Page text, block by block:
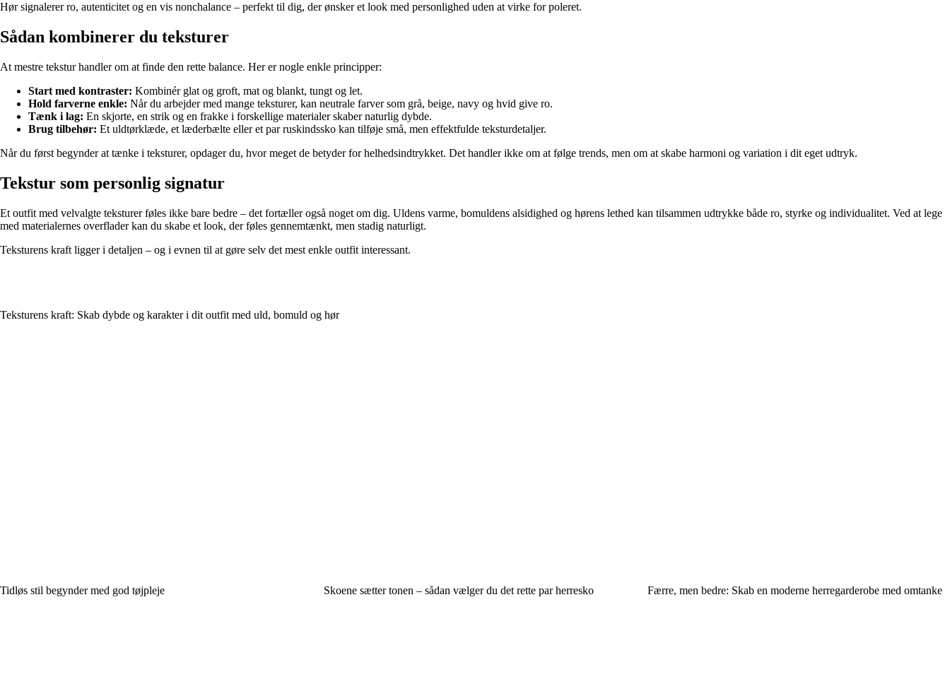
Hør signalerer ro, autenticitet og en vis nonchalance – perfekt til dig, der ønsker et look med personlighed uden at virke for poleret.
Sådan kombinerer du teksturer
At mestre tekstur handler om at finde den rette balance. Her er nogle enkle principper:
Start med kontraster: Kombinér glat og groft, mat og blankt, tungt og let.
Hold farverne enkle: Når du arbejder med mange teksturer, kan neutrale farver som grå, beige, navy og hvid give ro.
Tænk i lag: En skjorte, en strik og en frakke i forskellige materialer skaber naturlig dybde.
Brug tilbehør: Et uldtørklæde, et læderbælte eller et par ruskindssko kan tilføje små, men effektfulde teksturdetaljer.
Når du først begynder at tænke i teksturer, opdager du, hvor meget de betyder for helhedsindtrykket. Det handler ikke om at følge trends, men om at skabe harmoni og variation i dit eget udtryk.
Tekstur som personlig signatur
Et outfit med velvalgte teksturer føles ikke bare bedre – det fortæller også noget om dig. Uldens varme, bomuldens alsidighed og hørens lethed kan tilsammen udtrykke både ro, styrke og individualitet. Ved at lege
med materialernes overflader kan du skabe et look, der føles gennemtænkt, men stadig naturligt.
Teksturens kraft ligger i detaljen – og i evnen til at gøre selv det mest enkle outfit interessant.
Teksturens kraft: Skab dybde og karakter i dit outfit med uld, bomuld og hør
Tidløs stil begynder med god tøjpleje Skoene sætter tonen – sådan vælger du det rette par herresko Færre, men bedre: Skab en moderne herregarderobe med omtanke